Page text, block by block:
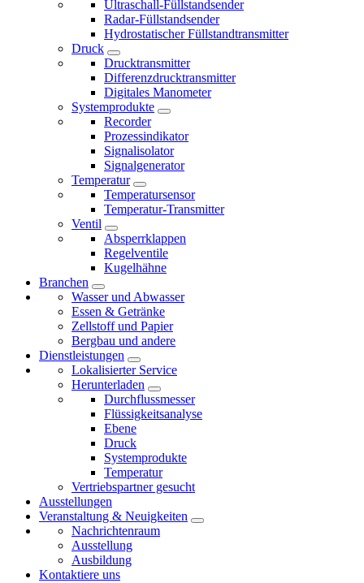
Ultraschall-Füllstandsender
Radar-Füllstandsender
Hydrostatischer Füllstandtransmitter
Druck
Drucktransmitter
Differenzdrucktransmitter
Digitales Manometer
Systemprodukte
Recorder
Prozessindikator
Signalisolator
Signalgenerator
Temperatur
Temperatursensor
Temperatur-Transmitter
Ventil
Absperrklappen
Regelventile
Kugelhähne
Branchen
Wasser und Abwasser
Essen & Getränke
Zellstoff und Papier
Bergbau und andere
Dienstleistungen
Lokalisierter Service
Herunterladen
Durchflussmesser
Flüssigkeitsanalyse
Ebene
Druck
Systemprodukte
Temperatur
Vertriebspartner gesucht
Ausstellungen
Veranstaltung & Neuigkeiten
Nachrichtenraum
Ausstellung
Ausbildung
Kontaktiere uns